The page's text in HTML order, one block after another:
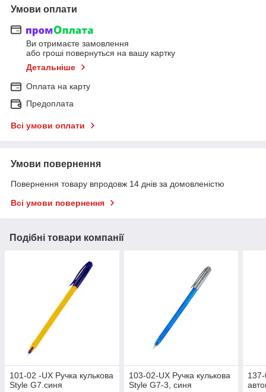
Умови оплати
Ви отримаєте замовлення
або гроші повернуться на вашу картку
Детальніше
Оплата на карту
Предоплата
Всі умови оплати
Умови повернення
Повернення товару впродовж 14 днів за домовленістю
Всі умови повернення
Подібні товари компанії
101-02 -UX Ручка кулькова
Style G7.синя
103-02-UX Ручка кулькова
Style G7-3, синя
137-